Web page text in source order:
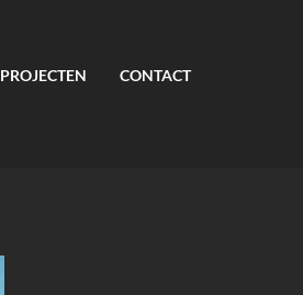
PROJECTEN CONTACT